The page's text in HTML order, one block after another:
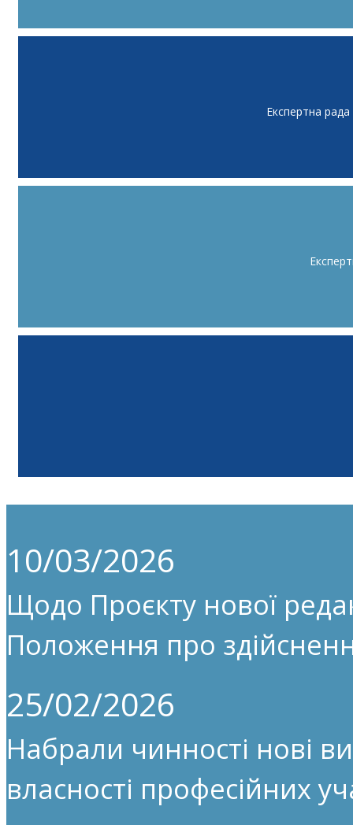
Експертна
10/03/2026
Щодо Проєкту нової
Положення про
25/02/2026
Набрали чинності нові
власності професійних